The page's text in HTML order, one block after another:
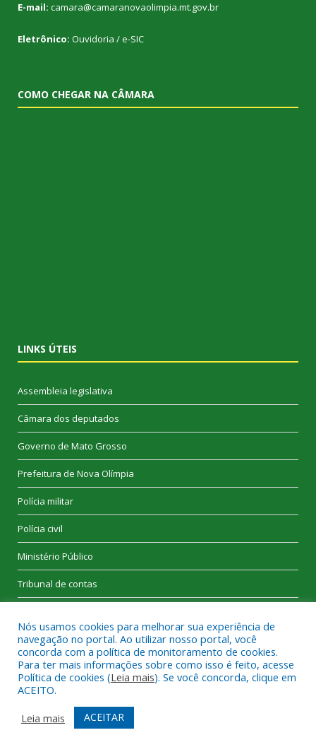
E-mail: camara@camaranovaolimpia.mt.gov.br
Eletrônico: Ouvidoria /e-SIC
COMO CHEGAR NA CÂMARA
LINKS ÚTEIS
Assembleia legislativa
Câmara dos deputados
Governo de Mato Grosso
Prefeitura de Nova Olímpia
Polícia militar
Polícia civil
Ministério Público
Tribunal de contas
Desenvolvido porCR2. Todos os direitos reservados a Câmara
Municipal de Nova Olímpia.
Mapa do Site
Portal do servidor
Acessar Área Administrativa
Nós usamos cookies para melhorar sua experiência de
navegação no portal. Ao utilizar nosso portal, você
concorda com a política de monitoramento de cookies.
Para ter mais informações sobre como isso é feito, acesse
Política de cookies (Leia mais). Se você concorda, clique em
ACEITO.
Leia mais
ACEITAR